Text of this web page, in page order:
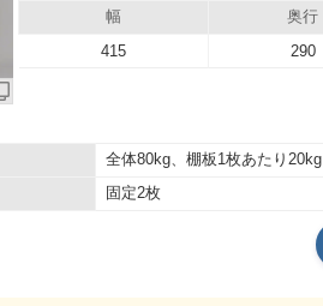
幅 奥行
415 290
全体80kg、棚板1枚あたり20kg
固定2枚